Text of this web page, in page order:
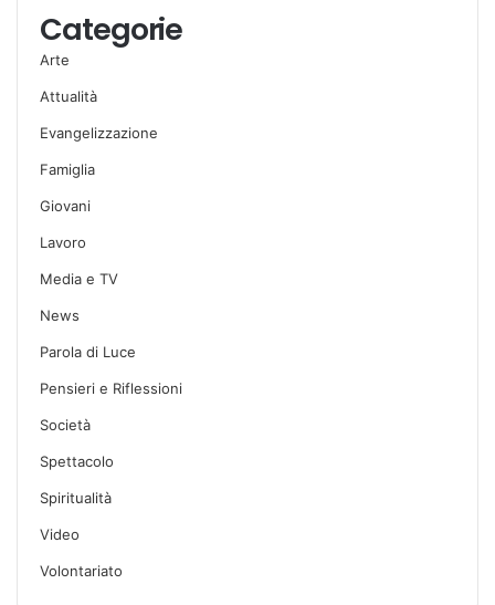
Categorie
Arte
Attualità
Evangelizzazione
Famiglia
Giovani
Lavoro
Media e TV
News
Parola di Luce
Pensieri e Riflessioni
Società
Spettacolo
Spiritualità
Video
Volontariato